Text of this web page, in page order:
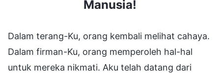
Manusia!
Dalam terang-Ku, orang kembali melihat cahaya.
Dalam firman-Ku, orang memperoleh hal-hal
untuk mereka nikmati. Aku telah datang dari